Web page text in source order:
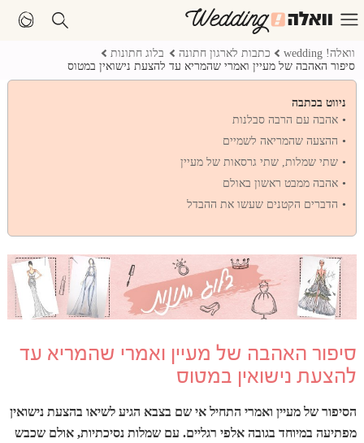
וואלה! wedding כתבות לארגון חתונה
בלוג חתונות
סיפור האהבה של מעיין ואמרי שהמריא עד להצעת נישואין במטוס
ניווט בכתבה
אהבה עם הרבה סבלנות
ההצעה שהמריאה לשמיים
שתי שמלות, שתי גרסאות של מעיין
אהבה ממבט ראשון באולם
הדברים הקטנים שעשו את ההבדל
סיפור האהבה של מעיין ואמרי שהמריא עד
להצעת נישואין במטוס
הסיפור של מעיין ואמרי התחיל אי שם בצבא הגיע לשיאו בהצעת נישואין
מפתיעה במיוחד בגובה אלפי רגליים. עם שמלות נסיכתיות, אולם שכבש